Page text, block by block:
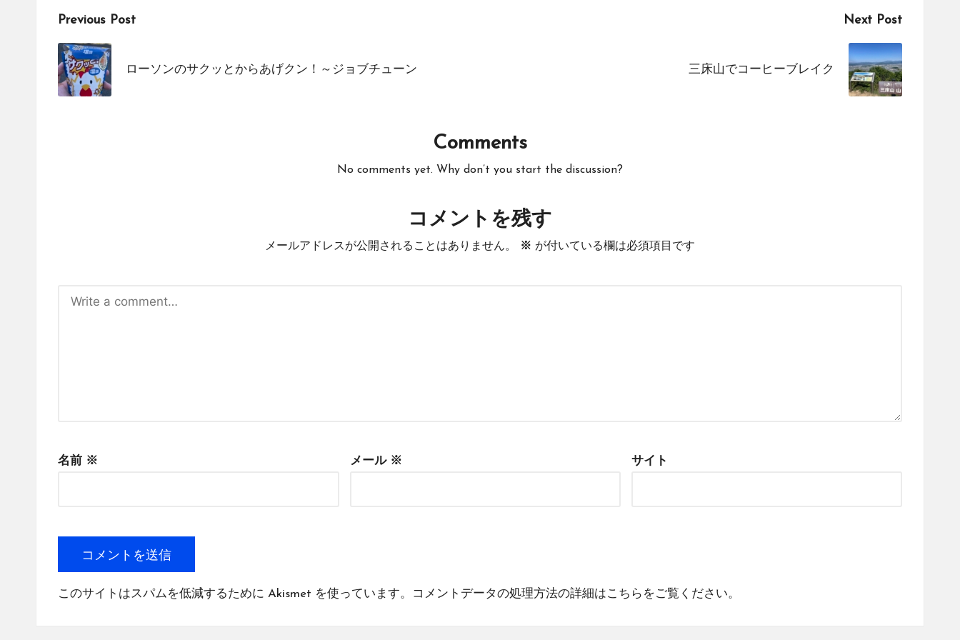
Post
navigation
Previous Post
ローソンのサクッとからあげクン！～ジョブチューン
Next Post
三床山でコーヒーブレイク
Comments
No comments yet. Why don’t you start the discussion?
コメントを残す
メールアドレスが公開されることはありません。 ※ が付いている欄は必須項目です
名前 ※ メール ※ サイト
このサイトはスパムを低減するために Akismet を使っています。 コメントデータの処理方法の詳細はこちらをご覧ください。